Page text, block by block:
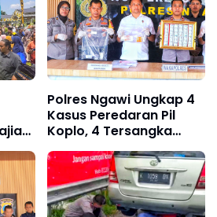
Polres Ngawi Ungkap 4
Kasus Peredaran Pil
Koplo, 4 Tersangka
Diamankan